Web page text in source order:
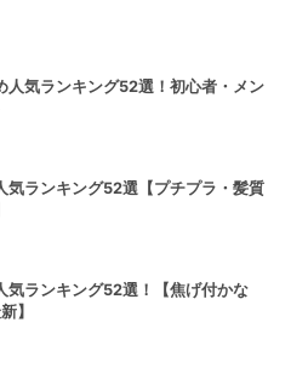
人気ランキング52選！初心者・メン
気ランキング52選【プチプラ・髪質
気ランキング52選！【焦げ付かな
】